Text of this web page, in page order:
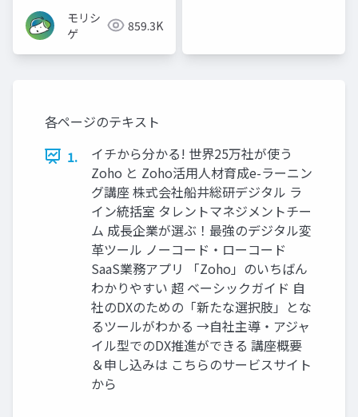
モリシ
ゲ
859.3K
各ページのテキスト
1.
イチから分かる! 世界25万社が使う
Zoho と Zoho活用人材育成e-ラーニン
グ講座 株式会社船井総研デジタル ラ
イン統括室 タレントマネジメントチー
ム 成長企業が選ぶ！最強のデジタル変
革ツール ノーコード・ローコード
SaaS業務アプリ 「Zoho」のいちばん
わかりやすい 超 ベーシックガイド 自
社のDXのための「新たな選択肢」とな
るツールがわかる →自社主導・アジャ
イル型でのDX推進ができる 講座概要
＆申し込みは こちらのサービスサイト
から